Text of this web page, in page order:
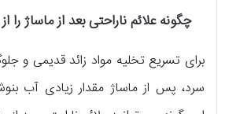
چگونه علائم ناراحتی بعد از ماساژ را
برای تسریع تخلیه مواد زائد قدیمی و
سرد، پس از ماساژ مقدار زیادی آب